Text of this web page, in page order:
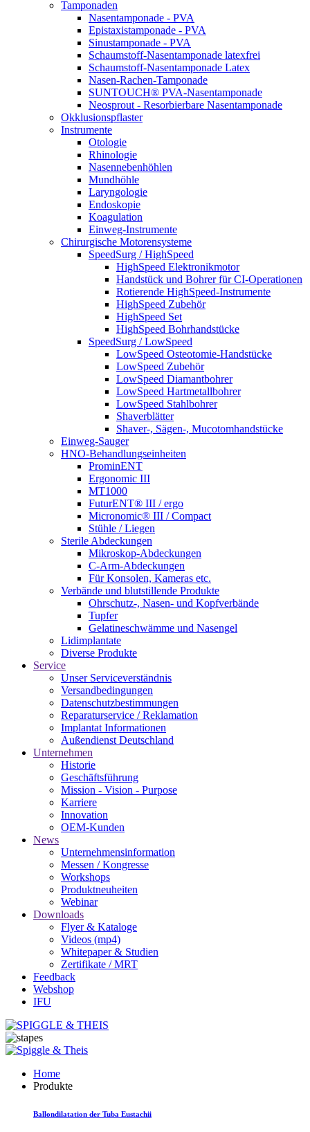
Tamponaden
Nasentamponade - PVA
Epistaxistamponade - PVA
Sinustamponade - PVA
Schaumstoff-Nasentamponade latexfrei
Schaumstoff-Nasentamponade Latex
Nasen-Rachen-Tamponade
SUNTOUCH® PVA-Nasentamponade
Neosprout - Resorbierbare Nasentamponade
Okklusionspflaster
Instrumente
Otologie
Rhinologie
Nasennebenhöhlen
Mundhöhle
Laryngologie
Endoskopie
Koagulation
Einweg-Instrumente
Chirurgische Motorensysteme
SpeedSurg / HighSpeed
HighSpeed Elektronikmotor
Handstück und Bohrer für CI-Operationen
Rotierende HighSpeed-Instrumente
HighSpeed Zubehör
HighSpeed Set
HighSpeed Bohrhandstücke
SpeedSurg / LowSpeed
LowSpeed Osteotomie-Handstücke
LowSpeed Zubehör
LowSpeed Diamantbohrer
LowSpeed Hartmetallbohrer
LowSpeed Stahlbohrer
Shaverblätter
Shaver-, Sägen-, Mucotomhandstücke
Einweg-Sauger
HNO-Behandlungseinheiten
ProminENT
Ergonomic III
MT1000
FuturENT® III / ergo
Micronomic® III / Compact
Stühle / Liegen
Sterile Abdeckungen
Mikroskop-Abdeckungen
C-Arm-Abdeckungen
Für Konsolen, Kameras etc.
Verbände und blutstillende Produkte
Ohrschutz-, Nasen- und Kopfverbände
Tupfer
Gelatineschwämme und Nasengel
Lidimplantate
Diverse Produkte
Service
Unser Serviceverständnis
Versandbedingungen
Datenschutzbestimmungen
Reparaturservice / Reklamation
Implantat Informationen
Außendienst Deutschland
Unternehmen
Historie
Geschäftsführung
Mission - Vision - Purpose
Karriere
Innovation
OEM-Kunden
News
Unternehmensinformation
Messen / Kongresse
Workshops
Produktneuheiten
Webinar
Downloads
Flyer & Kataloge
Videos (mp4)
Whitepaper & Studien
Zertifikate / MRT
Feedback
Webshop
IFU
Home
Produkte
Ballondilatation der Tuba Eustachii